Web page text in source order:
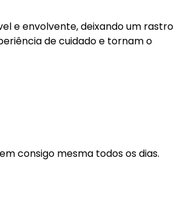
e envolvente, deixando um rastro
de cuidado e tornam o
consigo mesma todos os dias.